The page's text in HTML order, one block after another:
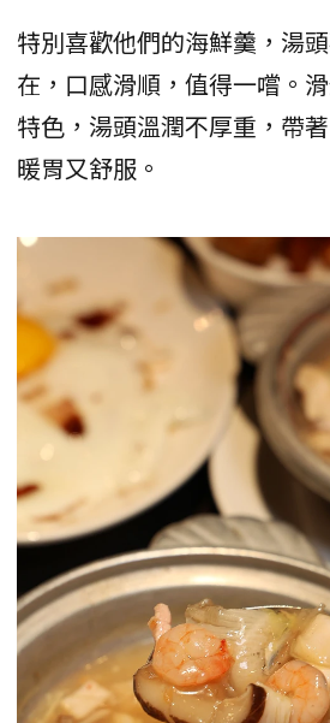
特別喜歡他們的海鮮羹，湯
在，口感滑順，值得一嚐。
特色，湯頭溫潤不厚重，帶
暖胃又舒服。